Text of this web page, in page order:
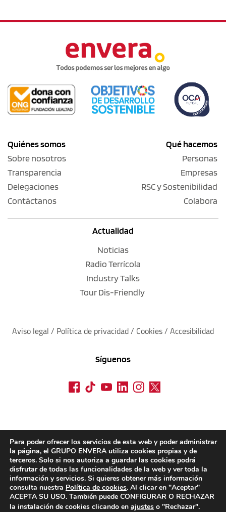
Quiénes somos
Sobre nosotros
Transparencia
Delegaciones
Contáctanos
Qué hacemos
Personas
Empresas
RSC y Sostenibilidad
Colabora
Actualidad
Noticias
Radio Terrícola
Industry Talks
Tour Dis-Friendly
Aviso legal / Política de privacidad / Cookies / Accesibilidad
Síguenos
Para poder ofrecer los servicios de esta web y poder administrar
la página, el GRUPO ENVERA utiliza cookies propias y de
terceros. Solo si nos autoriza a guardar las cookies podrá
disfrutar de todas las funcionalidades de la web y ver toda la
información y servicios. Si quieres obtener más información
consulta nuestra Política de cookies. Al clicar en "Aceptar"
ACEPTA SU USO. También puede CONFIGURAR O RECHAZAR
la instalación de cookies clicando en ajustes o "Rechazar".